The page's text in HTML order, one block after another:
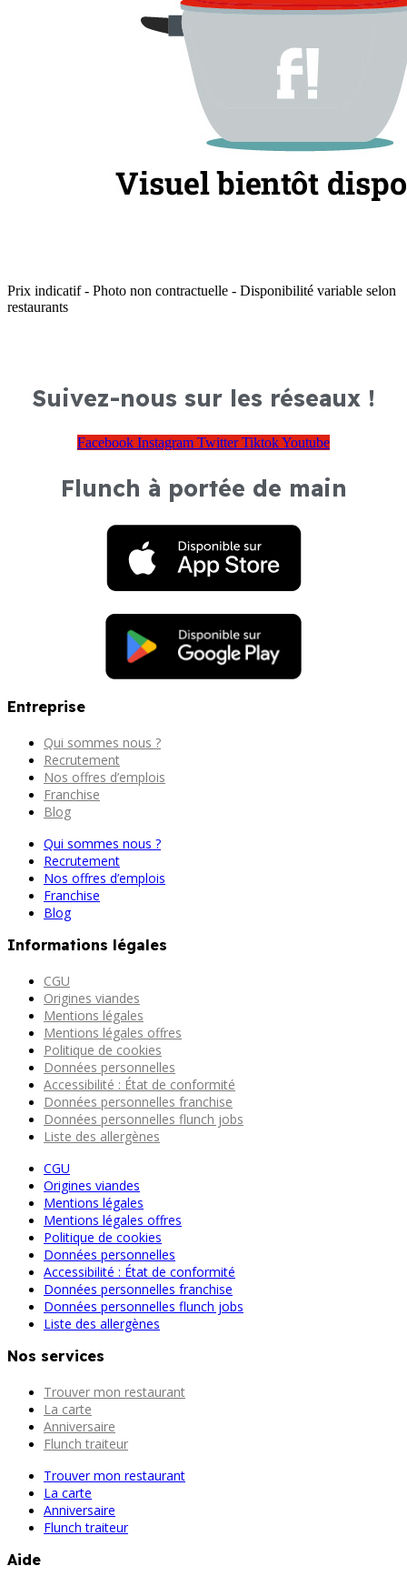
Prix indicatif - Photo non contractuelle - Disponibilité variable selon
restaurants
Suivez-nous sur les réseaux !
Facebook Instagram Twitter TiktokYoutube
Flunch à portée de main
Entreprise
Qui sommes nous ?
Recrutement
Nos offres d’emplois
Franchise
Blog
Qui sommes nous ?
Recrutement
Nos offres d’emplois
Franchise
Blog
Informations légales
CGU
Origines viandes
Mentions légales
Mentions légales offres
Politique de cookies
Données personnelles
Accessibilité : État de conformité
Données personnelles franchise
Données personnelles flunch jobs
Liste des allergènes
CGU
Origines viandes
Mentions légales
Mentions légales offres
Politique de cookies
Données personnelles
Accessibilité : État de conformité
Données personnelles franchise
Données personnelles flunch jobs
Liste des allergènes
Nos services
Trouver mon restaurant
La carte
Anniversaire
Flunch traiteur
Trouver mon restaurant
La carte
Anniversaire
Flunch traiteur
Aide